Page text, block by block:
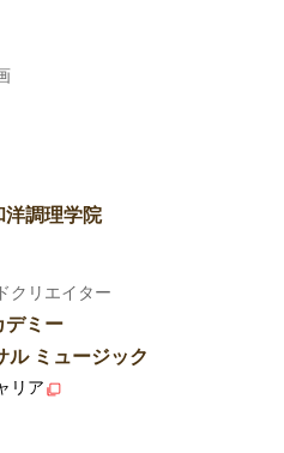
洋調理学院
クリエイター
デミー
ル ミュージック
リア